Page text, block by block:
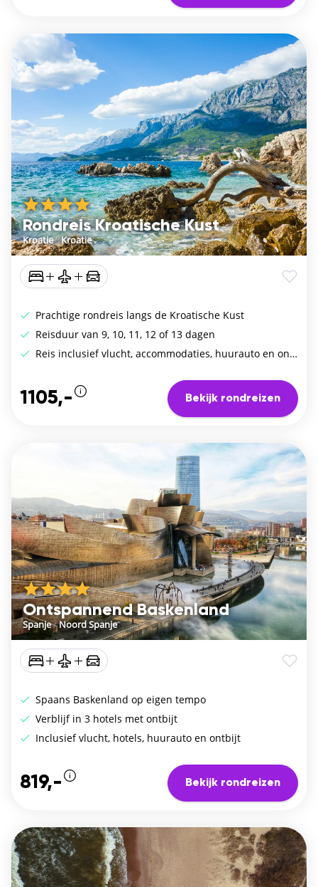
Rondreis Kroatische Kust
Kroatie/Kroatie
Prachtige rondreis langs de Kroatische Kust
Reisduur van 9, 10, 11, 12 of 13 dagen
Reis inclusief vlucht, accommodaties, huurauto en ontbijt
1105,- Bekijk rondreizen
Ontspannend Baskenland
Spanje/Noord Spanje
Spaans Baskenland op eigen tempo
Verblijf in 3 hotels met ontbijt
Inclusief vlucht, hotels, huurauto en ontbijt
819,- Bekijk rondreizen